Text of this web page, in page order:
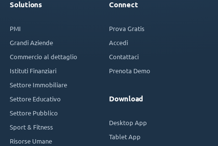
Solutions
PMI
Grandi Aziende
Commercio al dettaglio
Istituti Finanziari
Settore Immobiliare
Settore Educativo
Settore Pubblico
Sport & Fitness
Risorse Umane
Connect
Prova Gratis
Accedi
Contattaci
Prenota Demo
Download
Desktop App
Tablet App